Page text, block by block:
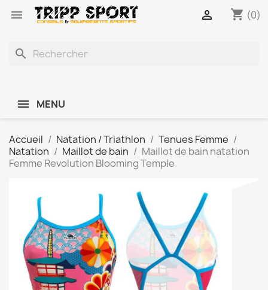
 shopping_cart (0)

search
MENU
Accueil Natation / Triathlon
Tenues Femme
Natation
Maillot de bain
Maillot de bain natation
Femme Revolution Blooming Temple